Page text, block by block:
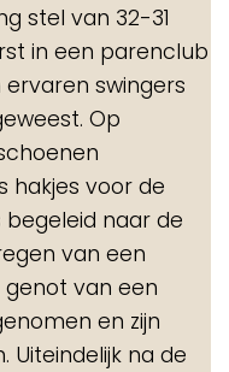
stel van 32-31
in een parenclub
swingers
Op
hakjes voor de
naar de
van een
genot van een
en zijn
Uiteindelijk na de